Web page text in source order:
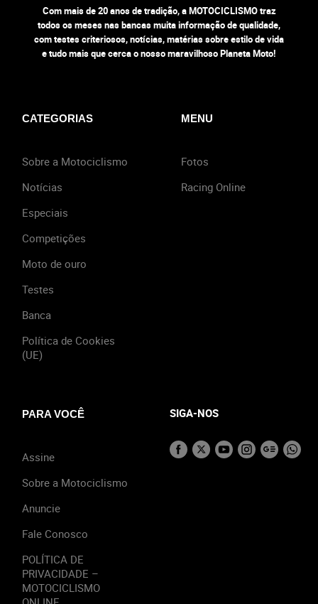
Com mais de 20 anos de tradição, a MOTOCICLISMO traz
todos os meses nas bancas muita informação de qualidade,
com testes criteriosos, notícias, matérias sobre estilo de vida
e tudo mais que cerca o nosso maravilhoso Planeta Moto!
CATEGORIAS
Sobre a Motociclismo
Notícias
Especiais
Competições
Moto de ouro
Testes
Banca
Política de Cookies
(UE)
MENU
Fotos
Racing Online
PARA VOCÊ
Assine
Sobre a Motociclismo
Anuncie
Fale Conosco
POLÍTICA DE
PRIVACIDADE –
MOTOCICLISMO
SIGA-NOS